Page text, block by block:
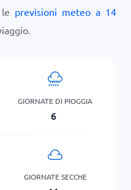
previsioni meteo a 14
GIORNATE DI PIOGGIA
6
GIORNATE SECCHE